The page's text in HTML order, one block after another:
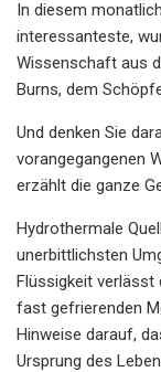
In diesem
interessanteste,
Wissenschaft aus
Burns, dem
Und denken Sie
vorangegangenen
erzählt die ganze
Hydrothermale
unerbittlichsten
Flüssigkeit verlässt
fast gefrierenden
Hinweise darauf,
Ursprung des